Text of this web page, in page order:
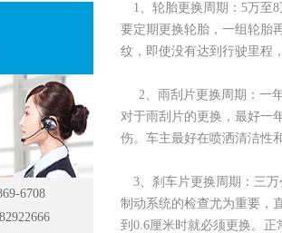
6708
1、轮胎更换周期：5万至8
要定期更换轮胎，一组轮胎
纹，即使没有达到行驶里程
2、雨刮片更换周期：一
对于雨刮片的更换，最好一
伤。车主最好在喷洒清洁性
3、刹车片更换周期：三万
制动系统的检查尤为重要，
到0.6厘米时就必须更换。